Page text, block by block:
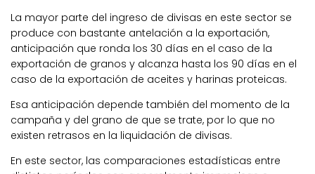
La mayor parte del ingreso de divisas en este sector se
produce con bastante antelación a la exportación,
anticipación que ronda los 30 días en el caso de la
exportación de granos y alcanza hasta los 90 días en el
caso de la exportación de aceites y harinas proteicas.
Esa anticipación depende también del momento de la
campaña y del grano de que se trate, por lo que no
existen retrasos en la liquidación de divisas.
En este sector, las comparaciones estadísticas entre